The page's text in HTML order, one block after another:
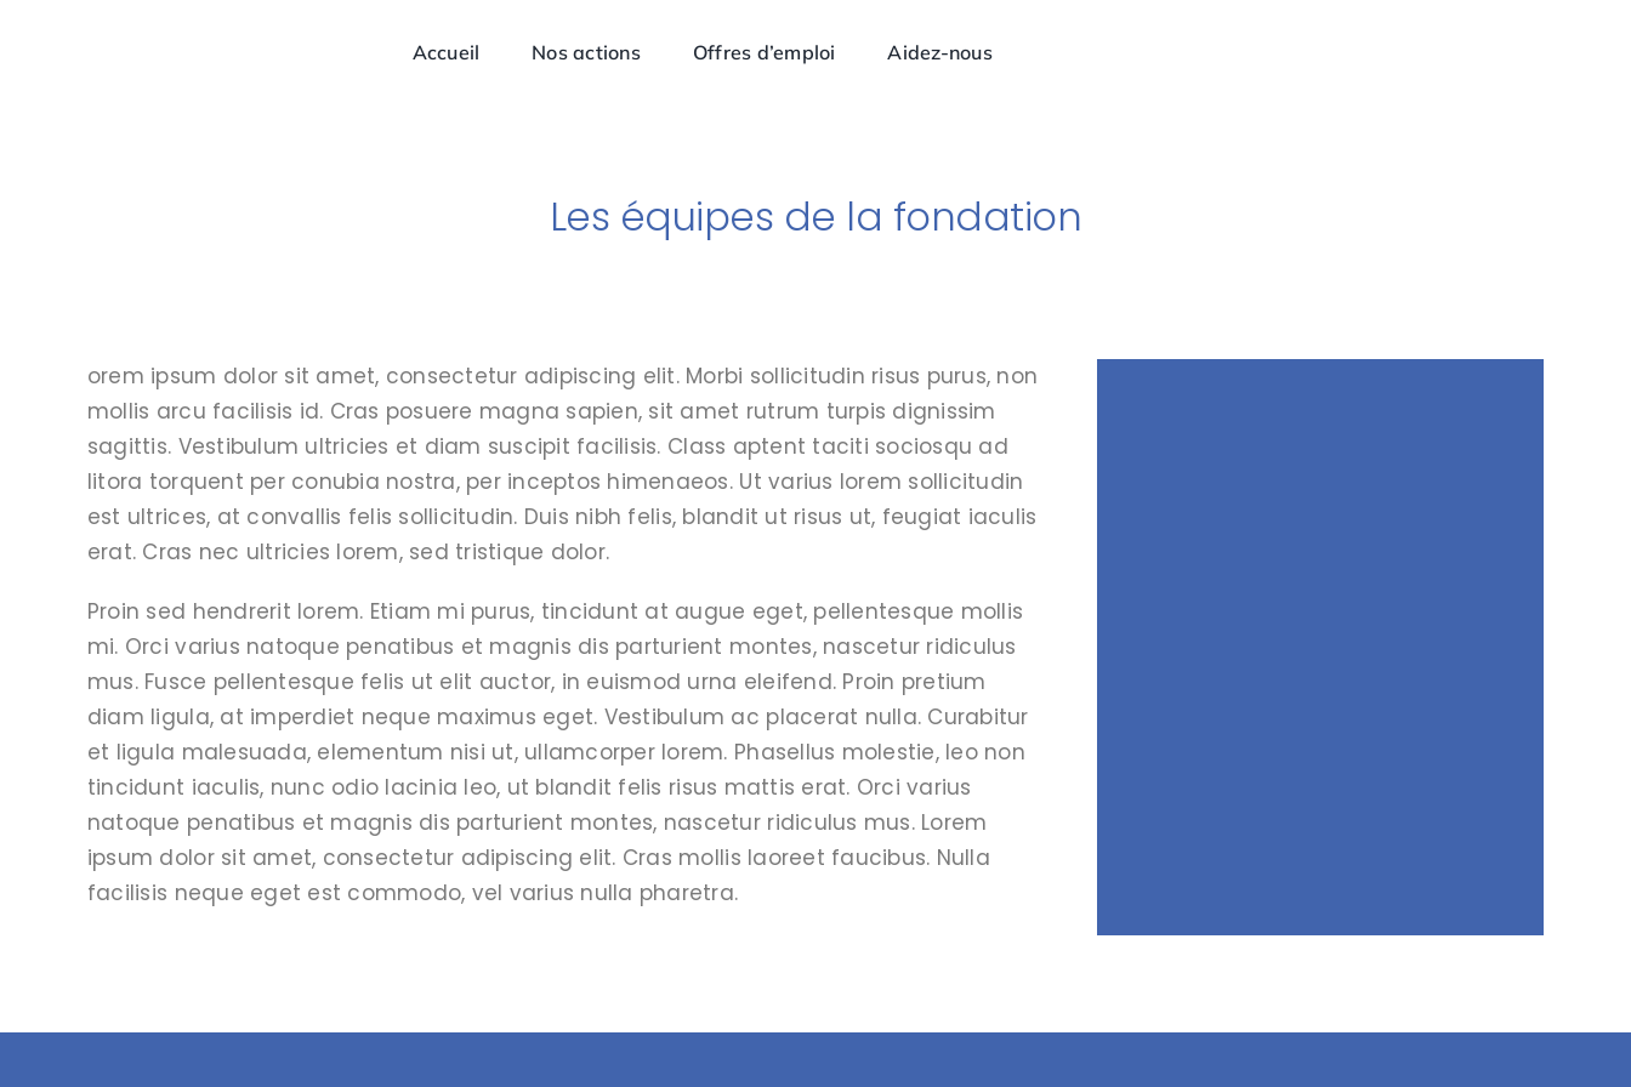
Accueil Nos actions Offres d’emploi Aidez-nous
Les équipes de la fondation
orem ipsum dolor sit amet, consectetur adipiscing elit. Morbi sollicitudin risus purus, non
mollis arcu facilisis id. Cras posuere magna sapien, sit amet rutrum turpis dignissim
sagittis. Vestibulum ultricies et diam suscipit facilisis. Class aptent taciti sociosqu ad
litora torquent per conubia nostra, per inceptos himenaeos. Ut varius lorem sollicitudin
est ultrices, at convallis felis sollicitudin. Duis nibh felis, blandit ut risus ut, feugiat iaculis
erat. Cras nec ultricies lorem, sed tristique dolor.
Proin sed hendrerit lorem. Etiam mi purus, tincidunt at augue eget, pellentesque mollis
mi. Orci varius natoque penatibus et magnis dis parturient montes, nascetur ridiculus
mus. Fusce pellentesque felis ut elit auctor, in euismod urna eleifend. Proin pretium
diam ligula, at imperdiet neque maximus eget. Vestibulum ac placerat nulla. Curabitur
et ligula malesuada, elementum nisi ut, ullamcorper lorem. Phasellus molestie, leo non
tincidunt iaculis, nunc odio lacinia leo, ut blandit felis risus mattis erat. Orci varius
natoque penatibus et magnis dis parturient montes, nascetur ridiculus mus. Lorem
ipsum dolor sit amet, consectetur adipiscing elit. Cras mollis laoreet faucibus. Nulla
facilisis neque eget est commodo, vel varius nulla pharetra.